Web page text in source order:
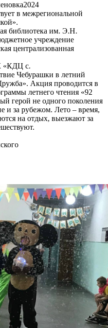
в межрегиональной
библиотека им. Э.Н.
учреждение
централизованная
«КДЦ с.
Чебурашки в летний
Акция проводится в
летнего чтения «92
герой не одного поколения
и за рубежом. Лето – время,
на отдых, выезжают за